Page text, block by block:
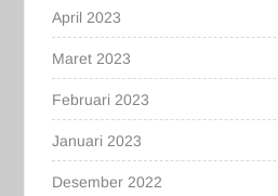
April 2023
Maret 2023
Februari 2023
Januari 2023
Desember 2022